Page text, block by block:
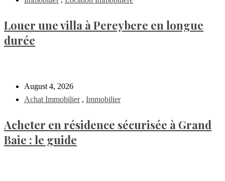
Louer une villa à Pereybere en longue
durée
August 4, 2026
Achat Immobilier, Immobilier
Acheter en résidence sécurisée à Grand
Baie : le guide